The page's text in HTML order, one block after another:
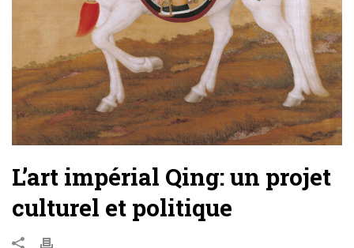
L’art impérial Qing: un projet
culturel et politique